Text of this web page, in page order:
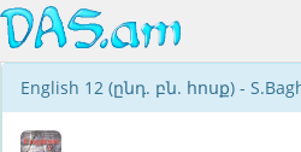
English 12 (ընդ. բն. հոսք) -